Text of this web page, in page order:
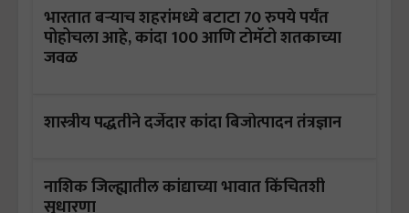
भारतात बऱ्याच शहरांमध्ये बटाटा 70 रुपये पर्यंत
पोहोचला आहे, कांदा 100 आणि टोमॅटो शतकाच्या
जवळ
शास्त्रीय पद्धतीने दर्जेदार कांदा बिजोत्पादन तंत्रज्ञान
नाशिक जिल्ह्यातील कांद्याच्या भावात किंचितशी
सुधारणा